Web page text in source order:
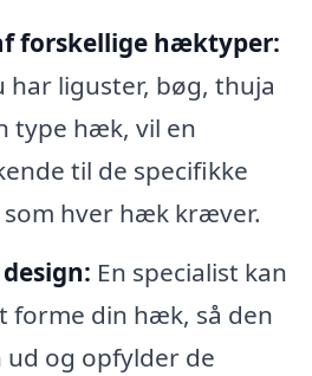
forskellige hæktyper:
har liguster, bøg, thuja
type hæk, vil en
til de specifikke
som hver hæk kræver.
En specialist kan
forme din hæk, så den
og opfylder de